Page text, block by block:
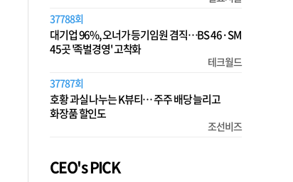
37788회
대기업 96%, 오너가 등기임원 겸직…BS 46·SM
45곳 '족벌경영' 고착화
테크월드
37787회
호황 과실 나누는 K뷰티… 주주 배당 늘리고
화장품 할인도
조선비즈
CEO's PICK